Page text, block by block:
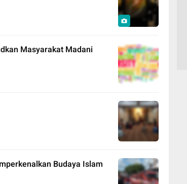
Masyarakat Madani
Budaya Islam